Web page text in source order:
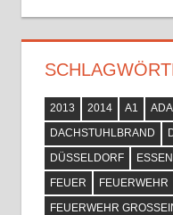
2013 2014 A1
DACHSTUHLBRAND
DÜSSELDORF
ESSEN
FEUER
FEUERWEHR
FEUERWEHR